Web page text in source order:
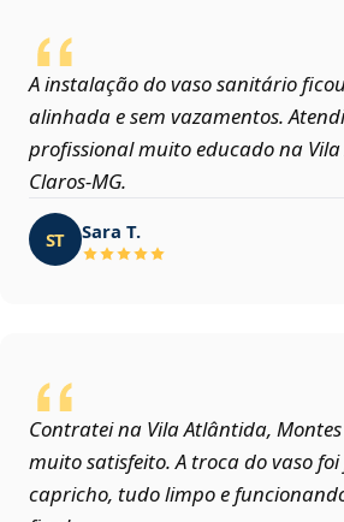
A instalação do vaso sanitário
alinhada e sem vazamentos.
profissional muito educado na
Claros‑MG.
ST Sara T.
Contratei na Vila Atlântida, Montes
muito satisfeito. A troca do vaso
capricho, tudo limpo e